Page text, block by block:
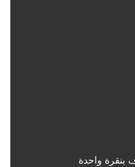
بنقرة واحدة